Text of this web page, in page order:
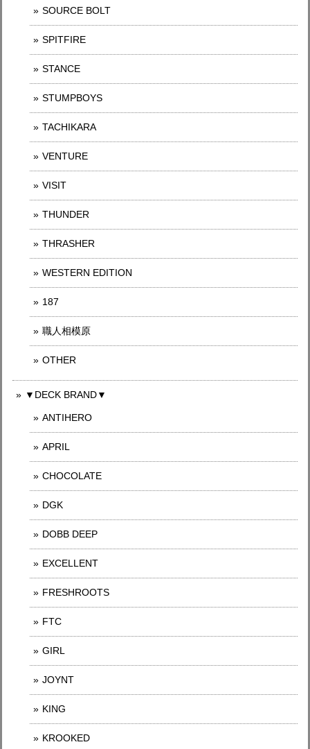
SOURCE BOLT
SPITFIRE
STANCE
STUMPBOYS
TACHIKARA
VENTURE
VISIT
THUNDER
THRASHER
WESTERN EDITION
187
職人相模原
OTHER
▼DECK BRAND▼
ANTIHERO
APRIL
CHOCOLATE
DGK
DOBB DEEP
EXCELLENT
FRESHROOTS
FTC
GIRL
JOYNT
KING
KROOKED